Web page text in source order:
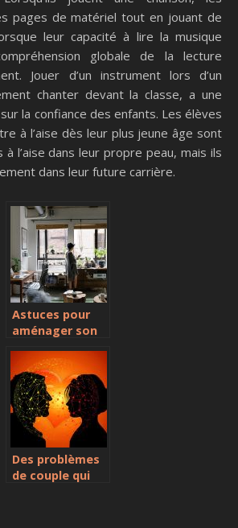
pages de matériel tout en jouant de
leur capacité à lire la musique
globale de la lecture
Jouer d’un instrument lors d’un
chanter devant la classe, a une
la confiance des enfants. Les élèves
à l’aise dès leur plus jeune âge sont
l’aise dans leur propre peau, mais ils
dans leur future carrière.
Astuces pour
aménager son
télétravail
Des problèmes
de couple qui